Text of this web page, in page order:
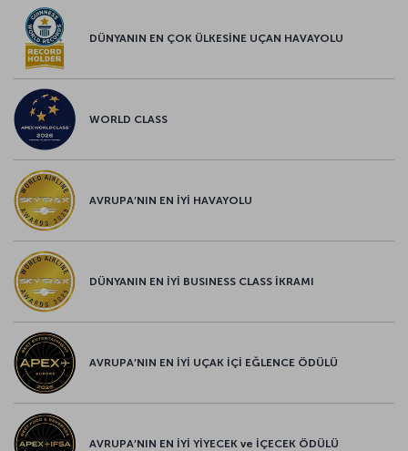
DÜNYANIN EN ÇOK ÜLKESİNE UÇAN HAVAYOLU
WORLD CLASS
AVRUPA’NIN EN İYİ HAVAYOLU
DÜNYANIN EN İYİ BUSINESS CLASS İKRAMI
AVRUPA’NIN EN İYİ UÇAK İÇİ EĞLENCE ÖDÜLÜ
AVRUPA’NIN EN İYİ YİYECEK ve İÇECEK ÖDÜLÜ